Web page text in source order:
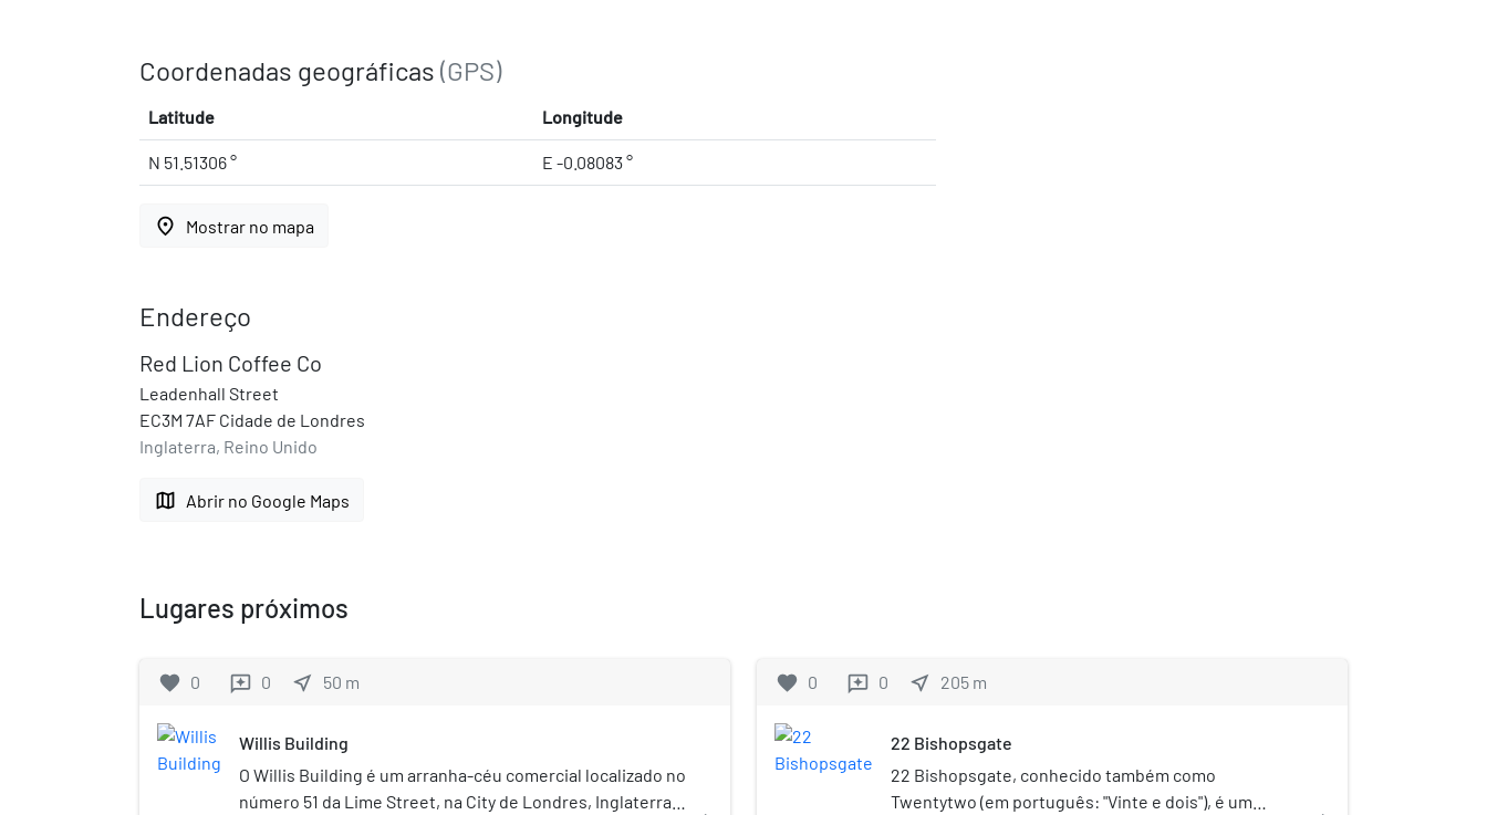
Coordenadas geográficas (GPS)
Latitude Longitude
N 51.51306 ° E -0.08083 °
place Mostrar no mapa
Endereço
Red Lion Coffee Co
Leadenhall Street
EC3M 7AF Cidade de Londres
Inglaterra, Reino Unido
map Abrir no Google Maps
Lugares próximos
favorite 0 reviews 0 near_me 50 m
Willis Building
O Willis Building é um arranha-céu comercial localizado no
número 51 da Lime Street, na City de Londres, Inglaterra.
favorite 0 reviews 0 near_me 205 m
22 Bishopsgate
22 Bishopsgate, conhecido também como
Twentytwo (em português: "Vinte e dois"), é um